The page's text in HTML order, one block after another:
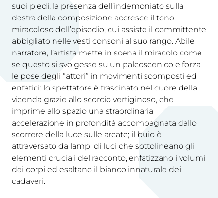
suoi piedi; la presenza dell’indemoniato sulla
destra della composizione accresce il tono
miracoloso dell’episodio, cui assiste il committente
abbigliato nelle vesti consoni al suo rango. Abile
narratore, l’artista mette in scena il miracolo come
se questo si svolgesse su un palcoscenico e forza
le pose degli “attori” in movimenti scomposti ed
enfatici: lo spettatore è trascinato nel cuore della
vicenda grazie allo scorcio vertiginoso, che
imprime allo spazio una straordinaria
accelerazione in profondità accompagnata dallo
scorrere della luce sulle arcate; il buio è
attraversato da lampi di luci che sottolineano gli
elementi cruciali del racconto, enfatizzano i volumi
dei corpi ed esaltano il bianco innaturale dei
cadaveri.